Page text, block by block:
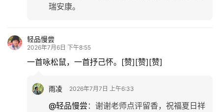
瑞安康。
轻品慢尝
2026年7月6日 下午8:55
一首咏松鼠，一首抒己怀。[赞][赞][赞]
雨凌 2026年7月7日 上午6:33
@轻品慢尝 ： 谢谢老师点评留香，祝福夏日祥